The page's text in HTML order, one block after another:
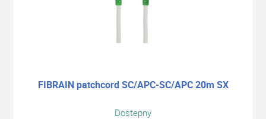
FIBRAIN patchcord SC/APC-SC/APC 20m SX
Dostepny